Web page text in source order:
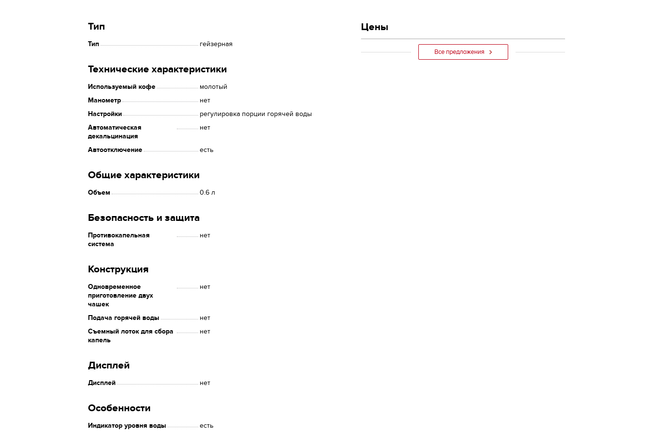
Тип
Тип гейзерная
Технические характеристики
Используемый кофе
молотый
Манометр
нет
Настройки
регулировка порции горячей воды
Автоматическая
декальцинация
нет
Автоотключение есть
Общие характеристики
Объем 0.6 л
Безопасность и защита
Противокапельная
система
нет
Конструкция
Одновременное
приготовление двух
чашек
нет
Подача горячей воды
нет
Съемный лоток для сбора
капель
нет
Дисплей
Дисплей нет
Особенности
Индикатор уровня воды есть
Цены
Все предложения